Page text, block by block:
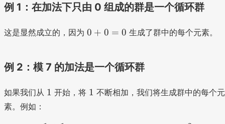
例 1：在加法下只由 0 组成的群是一个循环群
这是显然成立的，因为 0
=
0 + 0 = 0 生成了群中的每个元素。
例 2：模 7 的加法是一个循环群
如果我们从 1
1 开始，将 1
1 不断相加，我们将生成群中的每个元
素。例如：